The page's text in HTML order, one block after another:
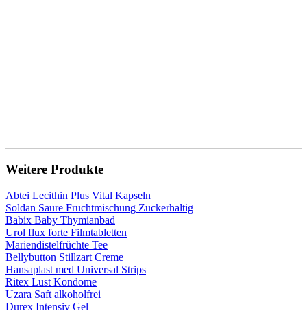
Weitere Produkte
Abtei Lecithin Plus Vital Kapseln
Soldan Saure Fruchtmischung Zuckerhaltig
Babix Baby Thymianbad
Urol flux forte Filmtabletten
Mariendistelfrüchte Tee
Bellybutton Stillzart Creme
Hansaplast med Universal Strips
Ritex Lust Kondome
Uzara Saft alkoholfrei
Durex Intensiv Gel